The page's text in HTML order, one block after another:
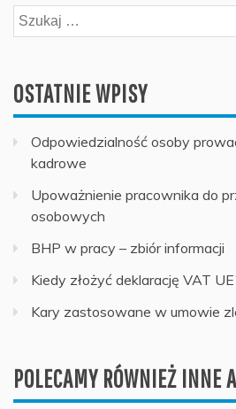
Szukaj:
OSTATNIE WPISY
Odpowiedzialność osoby
kadrowe
Upoważnienie pracownika do
osobowych
BHP w pracy – zbiór informacji
Kiedy złożyć deklarację VAT
Kary zastosowane w umowie
POLECAMY RÓWNIEŻ INNE